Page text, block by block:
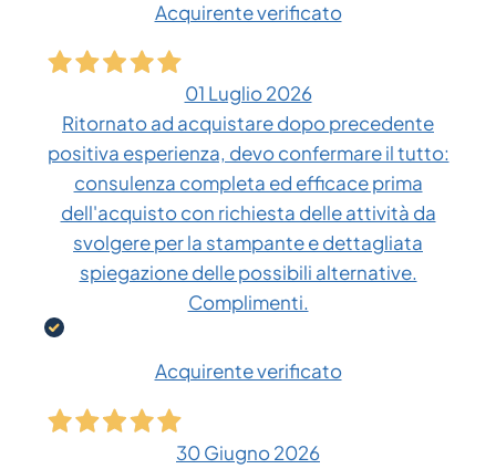
Acquirente verificato
01 Luglio 2026
Ritornato ad acquistare dopo precedente
positiva esperienza, devo confermare il tutto:
consulenza completa ed efficace prima
dell'acquisto con richiesta delle attività da
svolgere per la stampante e dettagliata
spiegazione delle possibili alternative.
Complimenti.
Acquirente verificato
30 Giugno 2026